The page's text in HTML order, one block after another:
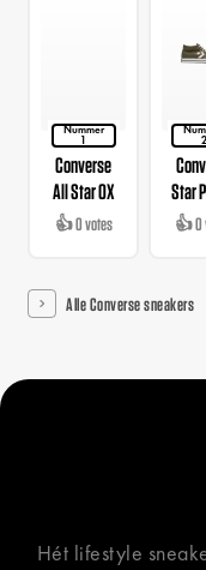
Nummer
1
Converse
All Star OX
👍 0 votes
2
Star
👍 0
Alle Converse sneakers
Hét lifestyle